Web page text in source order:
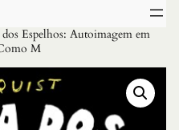
Espelhos: Autoimagem em
M